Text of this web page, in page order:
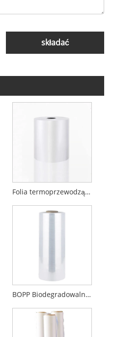
składać
Folia termoprzewodząca BOPP Soft Touch
BOPP Biodegradowalna folia do laminowania z połyskiem lub matowym